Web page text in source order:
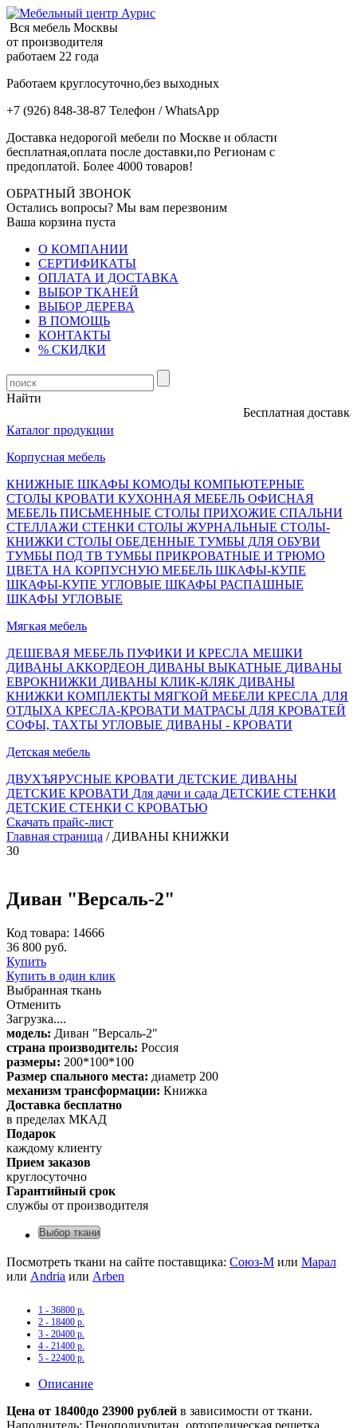
Вся мебель Москвы
от производителя
работаем 22 года
Работаем круглосуточно,без выходных
+7 (926) 848-38-87 Телефон / WhatsApp
Доставка недорогой мебели по Москве и области
бесплатная,оплата после доставки,по Регионам с
предоплатой. Более 4000 товаров!
ОБРАТНЫЙ ЗВОНОК
Остались вопросы? Мы вам перезвоним
Ваша корзина пуста
О КОМПАНИИ
СЕРТИФИКАТЫ
ОПЛАТА И ДОСТАВКА
ВЫБОР ТКАНЕЙ
ВЫБОР ДЕРЕВА
В ПОМОЩЬ
КОНТАКТЫ
% СКИДКИ
Найти
Бесплатная доставка,
Каталог продукции
Корпусная мебель
КНИЖНЫЕ ШКАФЫ КОМОДЫ КОМПЬЮТЕРНЫЕ
СТОЛЫ КРОВАТИ КУХОННАЯ МЕБЕЛЬ ОФИСНАЯ
МЕБЕЛЬ ПИСЬМЕННЫЕ СТОЛЫ ПРИХОЖИЕ СПАЛЬНИ
СТЕЛЛАЖИ СТЕНКИ СТОЛЫ ЖУРНАЛЬНЫЕ СТОЛЫ-
КНИЖКИ СТОЛЫ ОБЕДЕННЫЕ ТУМБЫ ДЛЯ ОБУВИ
ТУМБЫ ПОД ТВ ТУМБЫ ПРИКРОВАТНЫЕ И ТРЮМО
ЦВЕТА НА КОРПУСНУЮ МЕБЕЛЬ ШКАФЫ-КУПЕ
ШКАФЫ-КУПЕ УГЛОВЫЕ ШКАФЫ РАСПАШНЫЕ
ШКАФЫ УГЛОВЫЕ
Мягкая мебель
ДЕШЕВАЯ МЕБЕЛЬ ПУФИКИ И КРЕСЛА МЕШКИ
ДИВАНЫ АККОРДЕОН ДИВАНЫ ВЫКАТНЫЕ ДИВАНЫ
ЕВРОКНИЖКИ ДИВАНЫ КЛИК-КЛЯК ДИВАНЫ
КНИЖКИ КОМПЛЕКТЫ МЯГКОЙ МЕБЕЛИ КРЕСЛА ДЛЯ
ОТДЫХА КРЕСЛА-КРОВАТИ МАТРАСЫ ДЛЯ КРОВАТЕЙ
СОФЫ, ТАХТЫ УГЛОВЫЕ ДИВАНЫ - КРОВАТИ
Детская мебель
ДВУХЪЯРУСНЫЕ КРОВАТИ ДЕТСКИЕ ДИВАНЫ
ДЕТСКИЕ КРОВАТИ Для дачи и сада ДЕТСКИЕ СТЕНКИ
ДЕТСКИЕ СТЕНКИ С КРОВАТЬЮ
Скачать прайс-лист
Главная страница / ДИВАНЫ КНИЖКИ
30
Диван "Версаль-2"
Код товара: 14666
36 800 руб.
Купить
Купить в один клик
Выбранная ткань
Отменить
Загрузка....
модель: Диван "Версаль-2"
страна производитель: Россия
размеры: 200*100*100
Размер спального места: диаметр 200
механизм трансформации: Книжка
Доставка бесплатно
в пределах МКАД
Подарок
каждому клиенту
Прием заказов
круглосуточно
Гарантийный срок
службы от производителя
Выбор ткани
Посмотреть ткани на сайте поставщика: Союз-М или Марал
или Andria или Arben
1 - 36800 р.
2 - 18400 р.
3 - 20400 р.
4 - 21400 р.
5 - 22400 р.
Описание
Цена от 18400до 23900 рублей в зависимости от ткани.
Наполнитель: Пенополиуритан, ортопедическая решетка